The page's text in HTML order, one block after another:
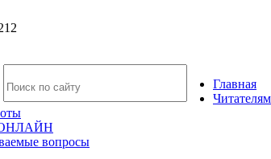
Главная
Читателям
ОНЛАЙН
вопросы